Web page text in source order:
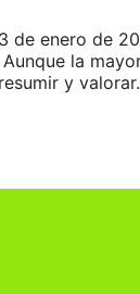
de enero de
Aunque la
y